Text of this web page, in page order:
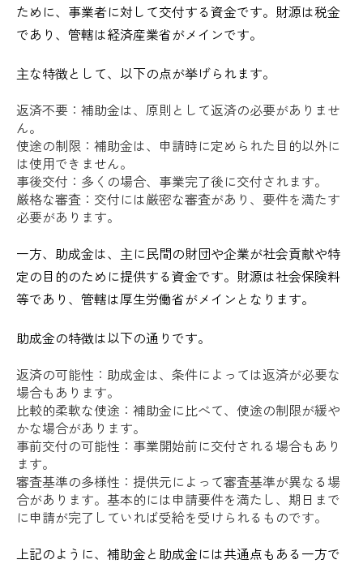
ために、事業者に対して交付する資金です。財源は税金
であり、管轄は経済産業省がメインです。
主な特徴として、以下の点が挙げられます。
返済不要：補助金は、原則として返済の必要がありませ
ん。
使途の制限：補助金は、申請時に定められた目的以外に
は使用できません。
事後交付：多くの場合、事業完了後に交付されます。
厳格な審査：交付には厳密な審査があり、要件を満たす
必要があります。
一方、助成金は、主に民間の財団や企業が社会貢献や特
定の目的のために提供する資金です。財源は社会保険料
等であり、管轄は厚生労働省がメインとなります。
助成金の特徴は以下の通りです。
返済の可能性：助成金は、条件によっては返済が必要な
場合もあります。
比較的柔軟な使途：補助金に比べて、使途の制限が緩や
かな場合があります。
事前交付の可能性：事業開始前に交付される場合もあり
ます。
審査基準の多様性：提供元によって審査基準が異なる場
合があります。基本的には申請要件を満たし、期日まで
に申請が完了していれば受給を受けられるものです。
上記のように、補助金と助成金には共通点もある一方で